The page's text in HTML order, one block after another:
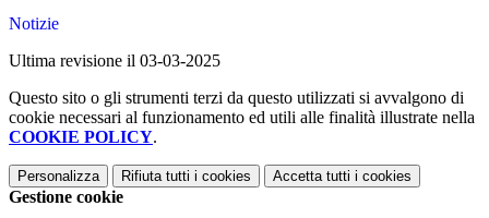
Notizie
Ultima revisione il 03-03-2025
Questo sito o gli strumenti terzi da questo utilizzati si avvalgono di
cookie necessari al funzionamento ed utili alle finalità illustrate nella
COOKIE POLICY.
Personalizza Rifiuta tutti i cookies Accetta tutti i cookies
Gestione cookie